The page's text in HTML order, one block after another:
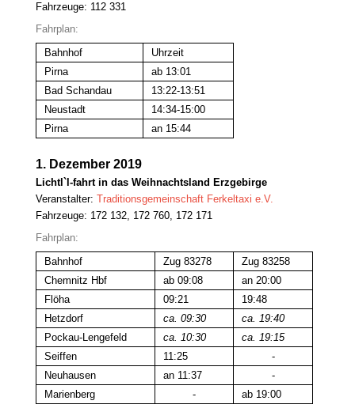
Fahrzeuge: 112 331
Fahrplan:
Bahnhof
Uhrzeit
Pirna
ab 13:01
Bad Schandau
13:22-13:51
Neustadt
14:34-15:00
Pirna
an 15:44
1. Dezember 2019
Lichtl`l-fahrt in das Weihnachtsland Erzgebirge
Veranstalter: Traditionsgemeinschaft Ferkeltaxi e.V.
Fahrzeuge: 172 132, 172 760, 172 171
Fahrplan:
Bahnhof
Zug 83278
Zug 83258
Chemnitz Hbf
ab 09:08
an 20:00
Flöha
09:21
19:48
Hetzdorf
ca. 09:30
ca. 19:40
Pockau-Lengefeld
ca. 10:30
ca. 19:15
Seiffen
11:25
-
Neuhausen
an 11:37
-
Marienberg
- ab 19:00